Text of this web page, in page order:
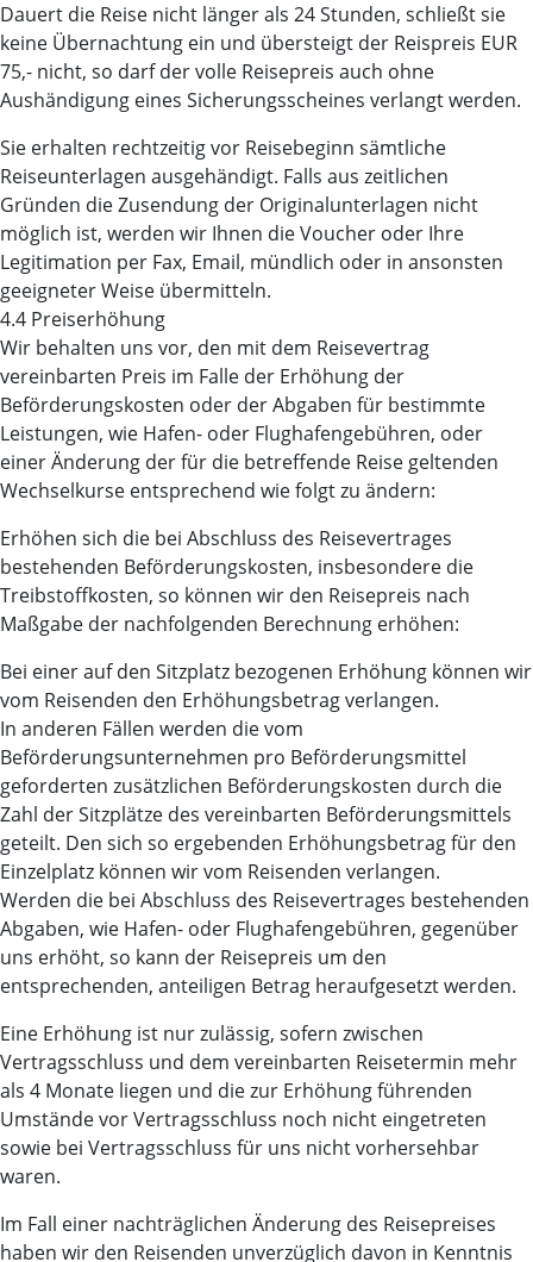
Dauert die Reise nicht länger als 24 Stunden, schließt sie
keine Übernachtung ein und übersteigt der Reispreis EUR
75,- nicht, so darf der volle Reisepreis auch ohne
Aushändigung eines Sicherungsscheines verlangt werden.
Sie erhalten rechtzeitig vor Reisebeginn sämtliche
Reiseunterlagen ausgehändigt. Falls aus zeitlichen
Gründen die Zusendung der Originalunterlagen nicht
möglich ist, werden wir Ihnen die Voucher oder Ihre
Legitimation per Fax, Email, mündlich oder in ansonsten
geeigneter Weise übermitteln.
4.4 Preiserhöhung
Wir behalten uns vor, den mit dem Reisevertrag
vereinbarten Preis im Falle der Erhöhung der
Beförderungskosten oder der Abgaben für bestimmte
Leistungen, wie Hafen- oder Flughafengebühren, oder
einer Änderung der für die betreffende Reise geltenden
Wechselkurse entsprechend wie folgt zu ändern:
Erhöhen sich die bei Abschluss des Reisevertrages
bestehenden Beförderungskosten, insbesondere die
Treibstoffkosten, so können wir den Reisepreis nach
Maßgabe der nachfolgenden Berechnung erhöhen:
Bei einer auf den Sitzplatz bezogenen Erhöhung können wir
vom Reisenden den Erhöhungsbetrag verlangen.
In anderen Fällen werden die vom
Beförderungsunternehmen pro Beförderungsmittel
geforderten zusätzlichen Beförderungskosten durch die
Zahl der Sitzplätze des vereinbarten Beförderungsmittels
geteilt. Den sich so ergebenden Erhöhungsbetrag für den
Einzelplatz können wir vom Reisenden verlangen.
Werden die bei Abschluss des Reisevertrages bestehenden
Abgaben, wie Hafen- oder Flughafengebühren, gegenüber
uns erhöht, so kann der Reisepreis um den
entsprechenden, anteiligen Betrag heraufgesetzt werden.
Eine Erhöhung ist nur zulässig, sofern zwischen
Vertragsschluss und dem vereinbarten Reisetermin mehr
als 4 Monate liegen und die zur Erhöhung führenden
Umstände vor Vertragsschluss noch nicht eingetreten
sowie bei Vertragsschluss für uns nicht vorhersehbar
waren.
Im Fall einer nachträglichen Änderung des Reisepreises
haben wir den Reisenden unverzüglich davon in Kenntnis